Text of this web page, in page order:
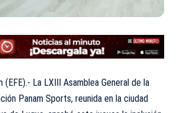
(EFE).- La LXIII Asamblea General de la
Panam Sports, reunida en la ciudad